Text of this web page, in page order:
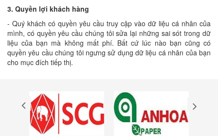
3. Quyền lợi khách hàng
- Quý khách có quyền yêu cầu truy cập vào dữ liệu cá nhân của
mình, có quyền yêu cầu chúng tôi sửa lại những sai sót trong dữ
liệu của bạn mà không mất phí. Bất cứ lúc nào bạn cũng có
quyền yêu cầu chúng tôi ngưng sử dụng dữ liệu cá nhân của bạn
cho mục đích tiếp thị.